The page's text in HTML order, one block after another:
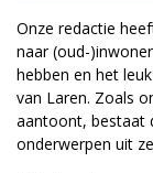
Onze redactie
naar (oud-
hebben en het
van Laren. Zoals
aantoont, bestaat
onderwerpen uit